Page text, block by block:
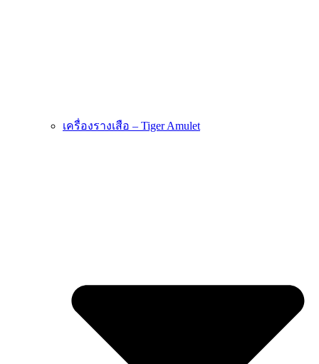
เครื่องรางเสือ – Tiger Amulet